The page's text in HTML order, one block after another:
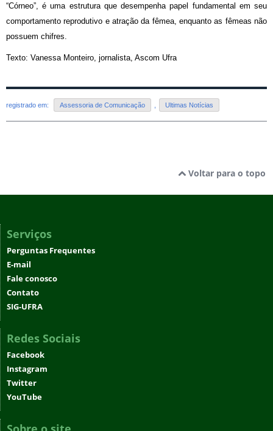
“Córneo”, é uma estrutura que desempenha papel fundamental em seu
comportamento reprodutivo e atração da fêmea, enquanto as fêmeas não
possuem chifres.
Texto: Vanessa Monteiro, jornalista, Ascom Ufra
registrado em: Assessoria de Comunicação Ultimas Notícias
Voltar para o topo
Serviços
Perguntas Frequentes
E-mail
Fale conosco
Contato
SIG-UFRA
Redes Sociais
Facebook
Instagram
Twitter
YouTube